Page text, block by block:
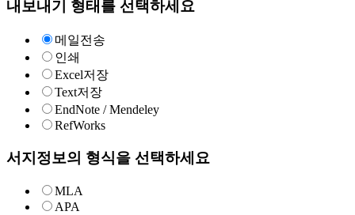
내보내기 형태를 선택하세요
메일전송
인쇄
Excel저장
Text저장
EndNote / Mendeley
RefWorks
서지정보의 형식을 선택하세요
MLA
APA